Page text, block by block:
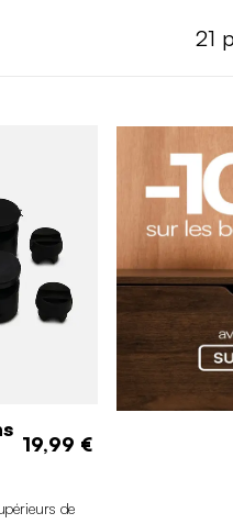
21
19,99 €
de